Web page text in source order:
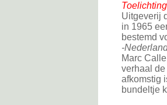
Toelichting
Uitgeverij
in 1965
bestemd
-
Marc
verhaal
afkomstig
bundeltje